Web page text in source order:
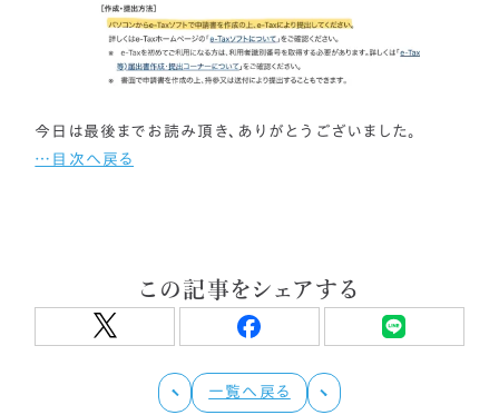
今日は最後までお読み頂き、ありがとうございました。
…目次へ戻る
この記事をシェアする
一覧へ戻る